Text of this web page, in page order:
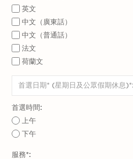
英文
中文（廣東話）
中文（普通話）
法文
荷蘭文
首選時間:
上午
下午
服務*: